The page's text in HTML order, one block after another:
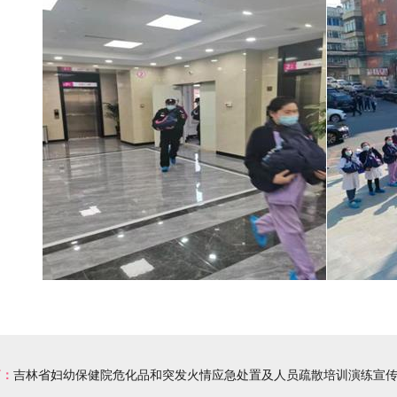
吉林省妇幼保健院危化品和突发火情应急处置及人员疏散培训演练宣